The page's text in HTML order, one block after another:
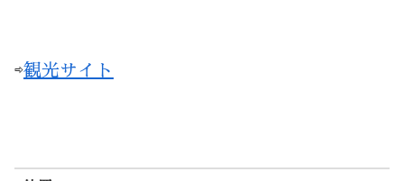
⇨観光サイト